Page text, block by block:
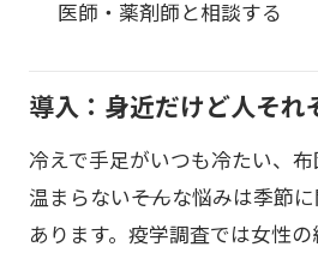
医師・薬剤師と相談する
導入：身近だけど人それ
冷えで手足がいつも冷たい、
温まらない――そんな悩みは季節
あります。疫学調査では女性